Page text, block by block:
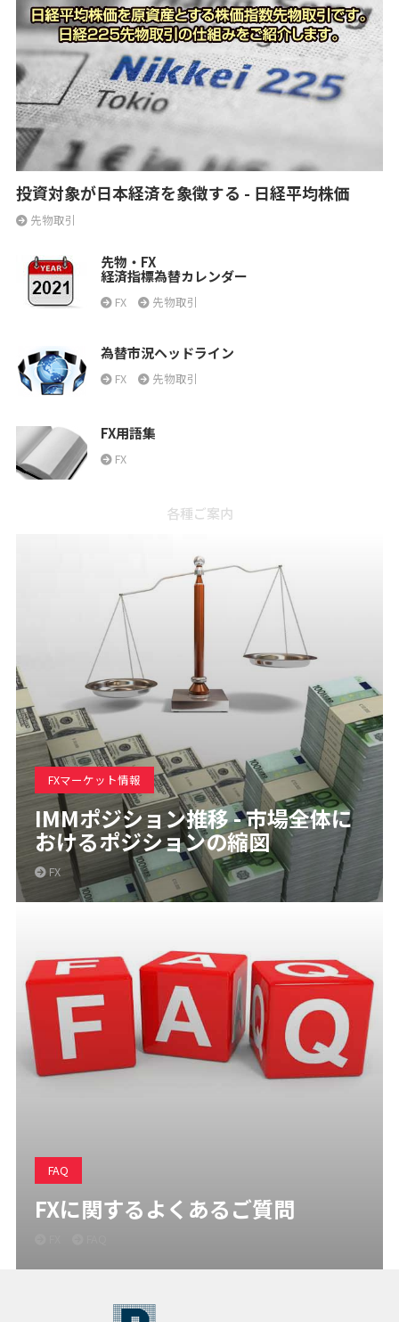
投資対象が日本経済を象徴する - 日経平均株価
先物取引
先物・FX
経済指標為替カレンダー
FX 先物取引
為替市況ヘッドライン
FX 先物取引
FX用語集
FX
各種ご案内
FXマーケット情報
IMMポジション推移 - 市場全体に
おけるポジションの縮図
FX
FAQ
FXに関するよくあるご質問